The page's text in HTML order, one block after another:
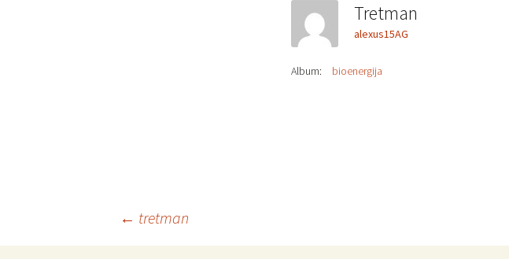
Tretman
alexus15AG
Album: bioenergija
← tretman